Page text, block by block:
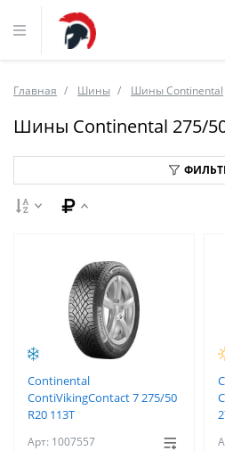
Главная Шины Шины Continental
Шины Continental 275/
Continental
ContiVikingContact 7 275/50
R20 113T
Арт: 1007557